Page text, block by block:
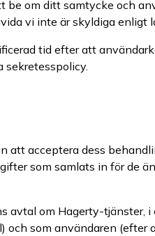
om ditt samtycke och
vi inte är skyldiga enligt
tid efter att
sekretesspolicy.
acceptera dess
som samlats in för de
om Hagerty-tjänster,
som användaren (efter